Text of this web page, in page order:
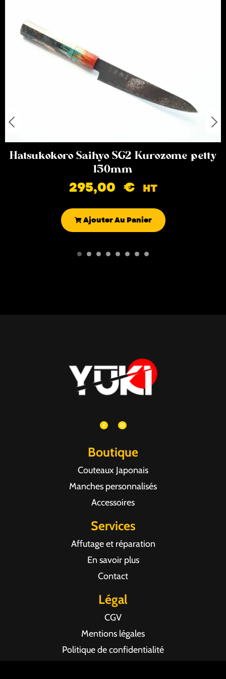
Hatsukokoro Saihyo SG2 Kurozome petty
150mm
295,00 € HT
Ajouter Au Panier
Boutique
Couteaux Japonais
Manches personnalisés
Accessoires
Services
Affutage et réparation
En savoir plus
Contact
Légal
CGV
Mentions légales
Politique de confidentialité